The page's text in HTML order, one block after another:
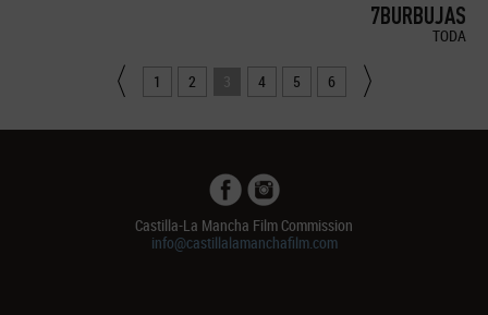
7BURBUJAS
TODA
1 2 3 4 5 6
Castilla-La Mancha Film Commission
info@castillalamanchafilm.com